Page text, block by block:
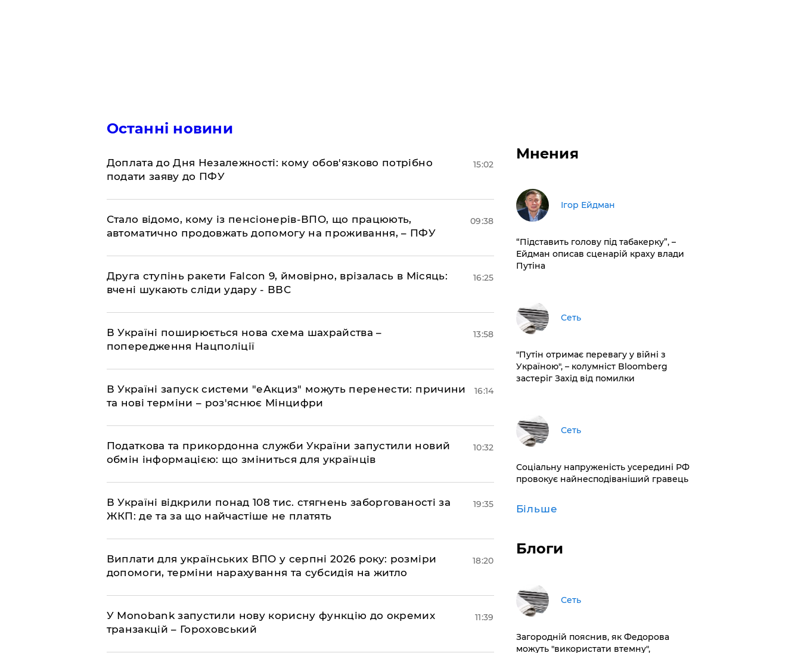
Останні новини
Доплата до Дня Незалежності: кому обов'язково потрібно
подати заяву до ПФУ
15:02
Стало відомо, кому із пенсіонерів-ВПО, що працюють,
автоматично продовжать допомогу на проживання, – ПФУ
09:38
​Друга ступінь ракети Falcon 9, ймовірно, врізалась в Місяць:
вчені шукають сліди удару - ВВС
16:25
В Україні поширюється нова схема шахрайства –
попередження Нацполіції
13:58
​В Україні запуск системи "еАкциз" можуть перенести: причини
та нові терміни – роз'яснює Мінцифри
16:14
Податкова та прикордонна служби України запустили новий
обмін інформацією: що зміниться для українців
10:32
В Україні відкрили понад 108 тис. стягнень заборгованості за
ЖКП: де та за що найчастіше не платять
19:35
Виплати для українських ВПО у серпні 2026 року: розміри
допомоги, терміни нарахування та субсидія на житло
18:20
У Мonobank запустили нову корисну функцію до окремих
транзакцій – Гороховський
11:39
Мнения
Ігор Ейдман
​“Підставить голову під табакерку”, –
Ейдман описав сценарій краху влади
Путіна
Сеть
"Путін отримає перевагу у війні з
Україною", – колумніст Bloomberg
застеріг Захід від помилки
Сеть
Соціальну напруженість усередині РФ
провокує найнесподіваніший гравець
Більше
Блоги
Сеть
Загородній пояснив, як Федорова
можуть "використати втемну",